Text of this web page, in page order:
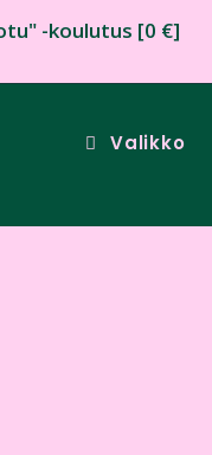
-koulutus [0 €]
Valikko